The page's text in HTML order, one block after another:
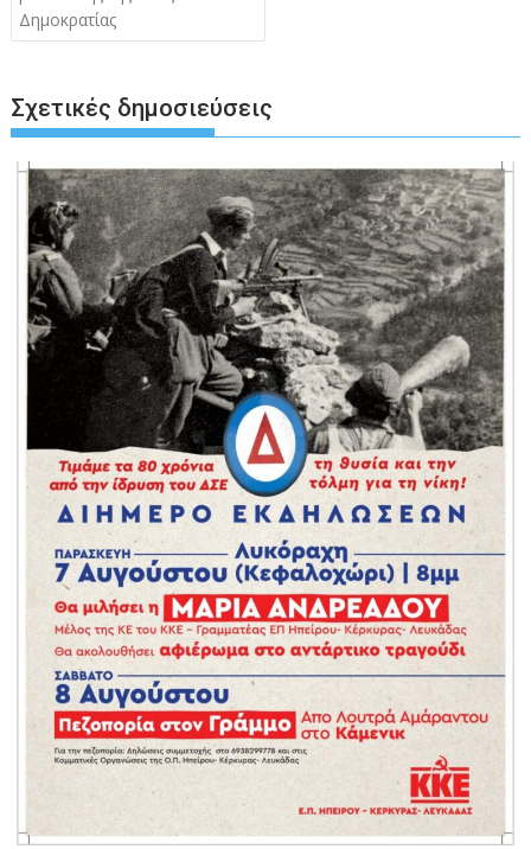
Δημοκρατίας
Σχετικές δημοσιεύσεις